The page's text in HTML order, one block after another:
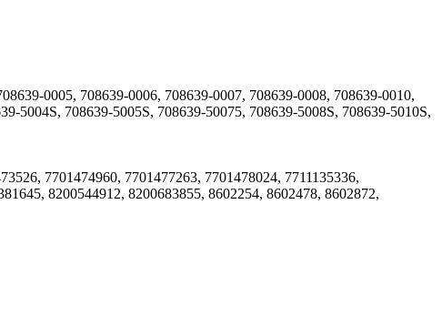
0005, 708639-0006, 708639-0007, 708639-0008, 708639-0010,
5004S, 708639-5005S, 708639-50075, 708639-5008S, 708639-5010S,
7701474960, 7701477263, 7701478024, 7711135336,
8200544912, 8200683855, 8602254, 8602478, 8602872,